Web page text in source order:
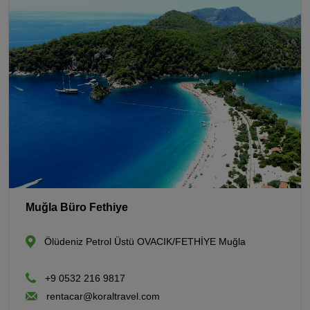
Muğla Büro Fethiye
Ölüdeniz Petrol Üstü OVACIK/FETHİYE Muğla
+9 0532 216 9817
rentacar@koraltravel.com